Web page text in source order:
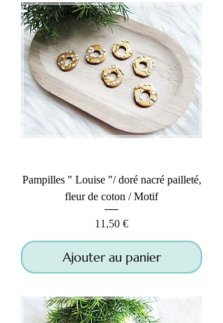
Pampilles " Louise "/ doré nacré pailleté,
fleur de coton / Motif
Prix
11,50 €
Ajouter au panier